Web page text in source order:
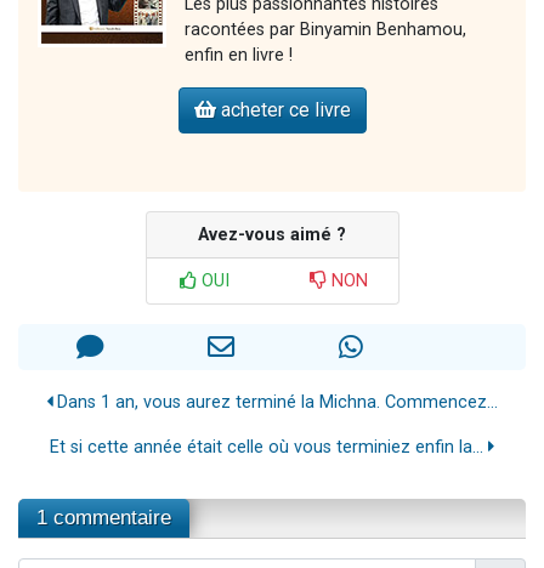
racontées par Binyamin Benhamou,
enfin en livre !
acheter ce livre
Avez-vous aimé ?
OUI NON
Dans 1 an, vous aurez terminé la Michna. Commencez...
Et si cette année était celle où vous terminiez enfin la...
1 commentaire